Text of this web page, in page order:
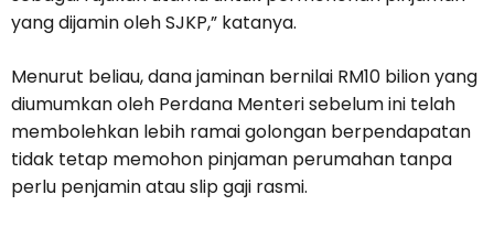
yang dijamin oleh SJKP,” katanya.
Menurut beliau, dana jaminan bernilai RM10 bilion yang
diumumkan oleh Perdana Menteri sebelum ini telah
membolehkan lebih ramai golongan berpendapatan
tidak tetap memohon pinjaman perumahan tanpa
perlu penjamin atau slip gaji rasmi.